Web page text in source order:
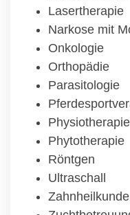
Lasertherapie
Narkose mit
Onkologie
Orthopädie
Parasitologie
Physiotherapie
Phytotherapie
Röntgen
Ultraschall
Zahnheilkunde